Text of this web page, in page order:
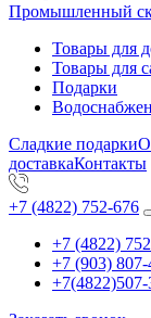
Промышленный
Товары для
Товары для
Подарки
Сладкие подаркиО
доставкаКонтакты
+7 (4822) 752-676
+7 (4822)
+7 (903)
+7(4822)507-